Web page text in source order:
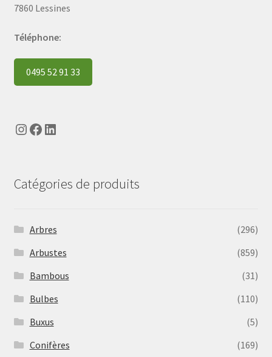
7860 Lessines
Téléphone:
0495 52 91 33
Instagram
Facebook
LinkedIn
Catégories de produits
Arbres
(296)
Arbustes
(859)
Bambous
(31)
Bulbes
(110)
Buxus
(5)
Conifères
(169)